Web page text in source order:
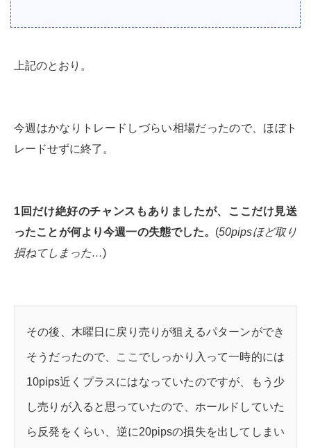
上記のとおり。
今週はかなりトレードしづらい相場だったので、ほぼト
レードせずに終了。
1回だけ絶好のチャンスもありましたが、ここだけ見送
ったことが何より今週一の失態でした。 (50pipsほど取り
損ねてしまった…)
その後、木曜日に戻り売りが狙えるパターンができ
そうだったので、ここでしっかり入って一時的には
10pips近くプラスにはなっていたのですが、もう少
し売りが入ると思っていたので、ホールドしていた
ら反発をくらい、逆に20pipsの損失を出してしまい